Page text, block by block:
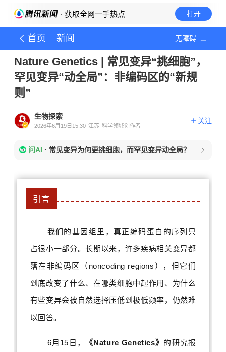
· 获取全网一手热点 打开
首页 新闻 无障碍
Nature Genetics | 常见变异“挑细胞”，
罕见变异“动全局”：非编码区的“新规
则”
生物探索
2026年6月19日15:30 江苏 科学领域创作者
关注
问AI · 常见变异为何更挑细胞，而罕见变异动全局？
引言
我们的基因组里，真正编码蛋白的序列只
占很小一部分。长期以来，许多疾病相关变异都
落在非编码区（noncoding regions），但它们
到底改变了什么、在哪类细胞中起作用、为什么
有些变异会被自然选择压低到极低频率，仍然难
以回答。
6月15日， 《Nature Genetics》 的研究报